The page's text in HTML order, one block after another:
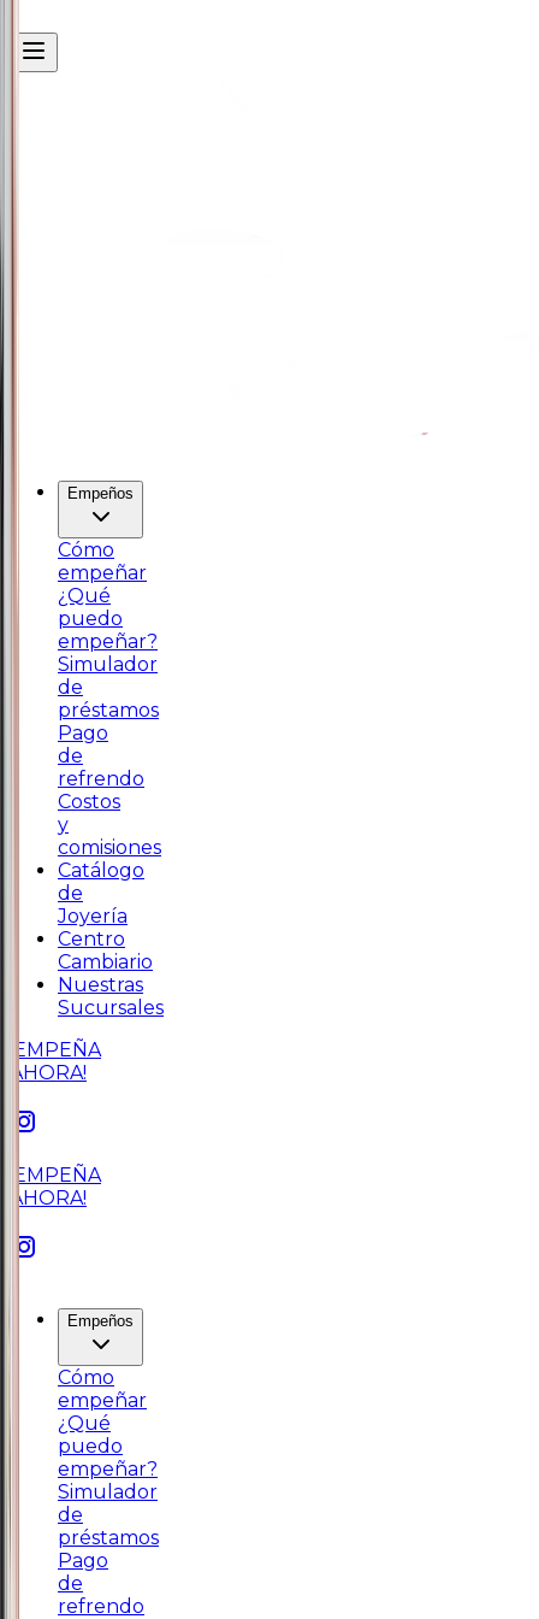
Empeños
Cómo
empeñar
¿Qué
puedo
empeñar?
Simulador
de
préstamos
Pago
de
refrendo
Costos
y
comisiones
Catálogo
de
Joyería
Centro
Cambiario
Nuestras
Sucursales
¡EMPEÑA
AHORA!
¡EMPEÑA
AHORA!
Empeños
Cómo
empeñar
¿Qué
puedo
empeñar?
Simulador
de
préstamos
Pago
de
refrendo